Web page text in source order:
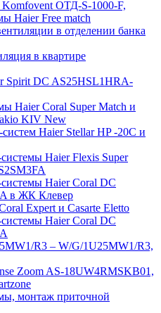
ОТД-S-1000-F,
Haier Free match
в отделении банка
в квартире
Spirit DC AS25HSL1HRA-
Haier Coral Super Match и
KIV New
Haier Stellar HP -20С и
Haier Flexis Super
Haier Coral DC
в ЖК Клевер
Expert и Casarte Eletto
Haier Coral DC
R3 – W/G/1U25MW1/R3,
Zoom AS-18UW4RMSKB01,
монтаж приточной